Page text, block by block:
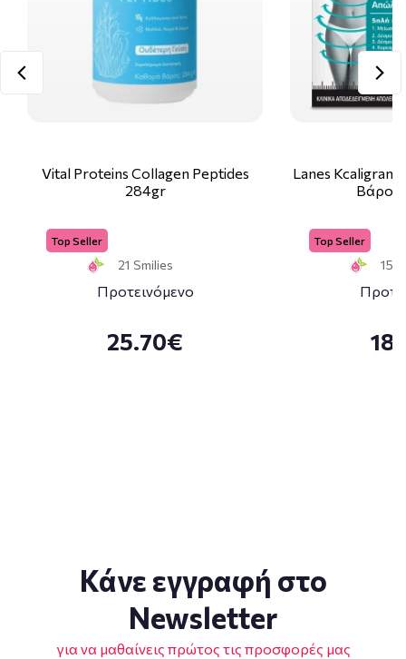
Vital Proteins Collagen Peptides
284gr
Top Seller
21 Smilies
Προτεινόμενο
25.70€
Lanes Kcaligram
Top Seller
15
Κάνε εγγραφή στο
Newsletter
για να μαθαίνεις πρώτος τις προσφορές μας